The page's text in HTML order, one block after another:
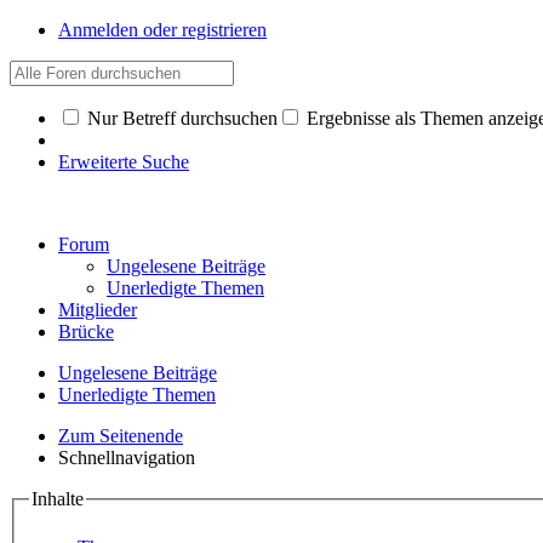
Anmelden oder registrieren
Nur Betreff durchsuchen Ergebnisse als Themen
Erweiterte Suche
Forum
Ungelesene Beiträge
Unerledigte Themen
Mitglieder
Brücke
Ungelesene Beiträge
Unerledigte Themen
Zum Seitenende
Schnellnavigation
Inhalte